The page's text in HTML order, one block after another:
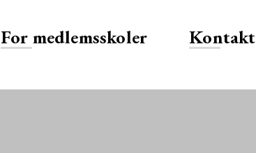
For medlemsskoler Kontakt